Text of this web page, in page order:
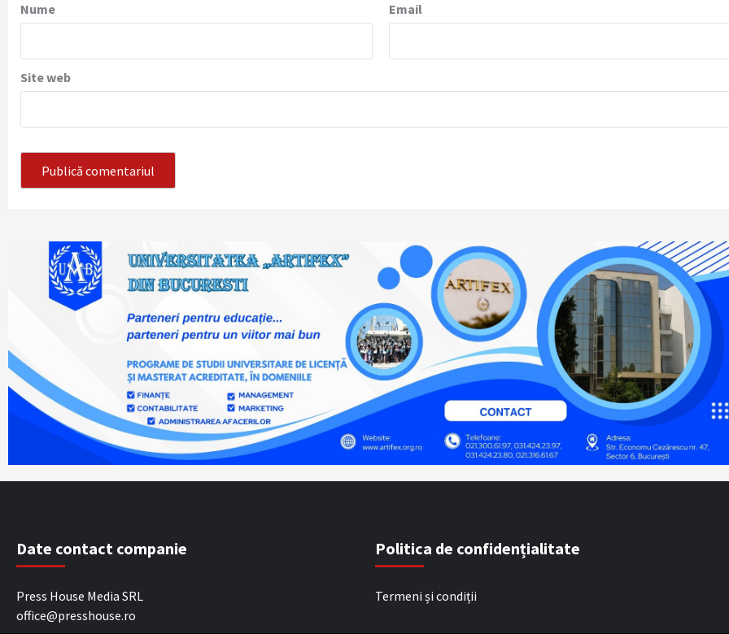
Nume Email
Site web
Date contact companie
Press House Media SRL
office@presshouse.ro
Politica de confidențialitate
Termeni și condiții